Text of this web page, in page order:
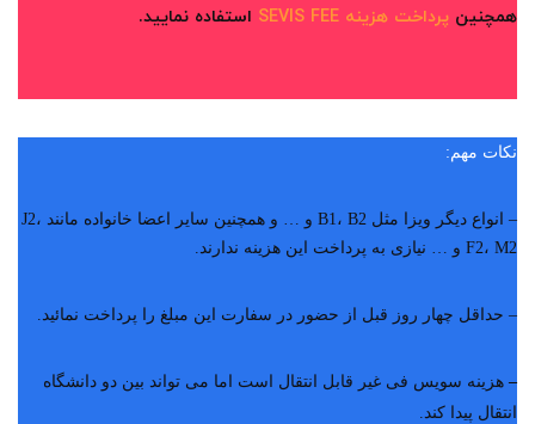
همچنین پرداخت هزینه SEVIS FEE استفاده نمایید.
نکات مهم:
– انواع دیگر ویزا مثل B1، B2 و … و همچنین سایر اعضا خانواده مانند J2،
F2، M2 و … نیازی به پرداخت این هزینه ندارند.
– حداقل چهار روز قبل از حضور در سفارت این مبلغ را پرداخت نمائید.
– هزینه سویس فی غیر قابل انتقال است اما می تواند بین دو دانشگاه
انتقال پیدا کند.